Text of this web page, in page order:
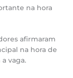
na hora
afirmaram
na hora de
vaga.